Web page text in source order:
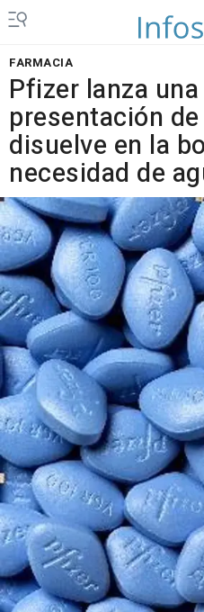
FARMACIA
Pfizer lanza
presentación
disuelve en la
necesidad de